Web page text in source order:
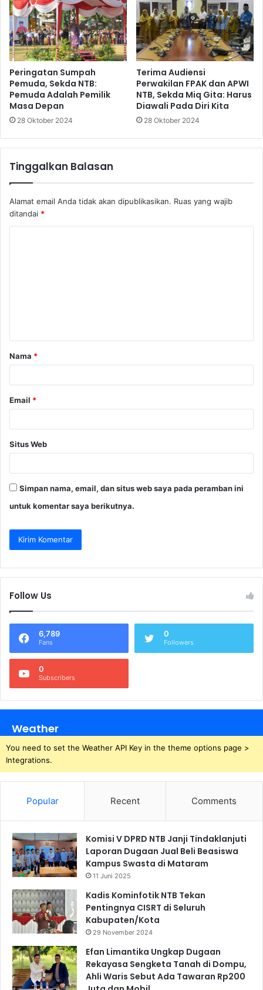
Peringatan Sumpah
Pemuda, Sekda NTB:
Pemuda Adalah Pemilik
Masa Depan
28 Oktober 2024
Terima Audiensi
Perwakilan FPAK dan APWI
NTB, Sekda Miq Gita: Harus
Diawali Pada Diri Kita
28 Oktober 2024
Tinggalkan Balasan
Alamat email Anda tidak akan dipublikasikan. Ruas yang wajib
ditandai *
a
r
Nama *
Email *
Situs Web
Simpan nama, email, dan situs web saya pada peramban ini
untuk komentar saya berikutnya.
Follow Us
6,789
Fans
0
Followers
0
Subscribers
Weather
You need to set the Weather API Key in the theme options page >
Integrations.
Popular Recent Comments
Komisi V DPRD NTB Janji Tindaklanjuti
Laporan Dugaan Jual Beli Beasiswa
Kampus Swasta di Mataram
11 Juni 2025
Kadis Kominfotik NTB Tekan
Pentingnya CISRT di Seluruh
Kabupaten/Kota
29 November 2024
Efan Limantika Ungkap Dugaan
Rekayasa Sengketa Tanah di Dompu,
Ahli Waris Sebut Ada Tawaran Rp200